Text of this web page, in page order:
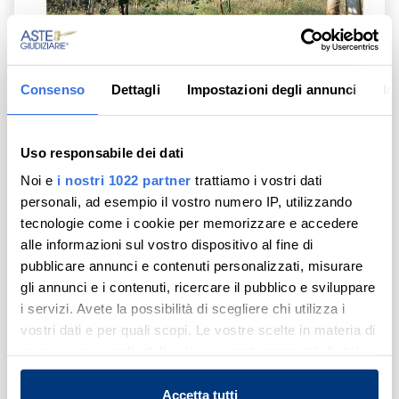
Consenso Dettagli Impostazioni degli annunci
Uso responsabile dei dati
Noi e i nostri 1022 partner trattiamo i vostri dati
personali, ad esempio il vostro numero IP, utilizzando
tecnologie come i cookie per memorizzare e accedere
alle informazioni sul vostro dispositivo al fine di
pubblicare annunci e contenuti personalizzati, misurare
gli annunci e i contenuti, ricercare il pubblico e sviluppare
i servizi. Avete la possibilità di scegliere chi utilizza i
vostri dati e per quali scopi. Le vostre scelte in materia di
in cui avete effettuato le vostre scelte. È possibile
modificare o revocare il proprio consenso in qualsiasi
Accetta tutti
terreno
Contrada Braccio - Rizziconi (RC)